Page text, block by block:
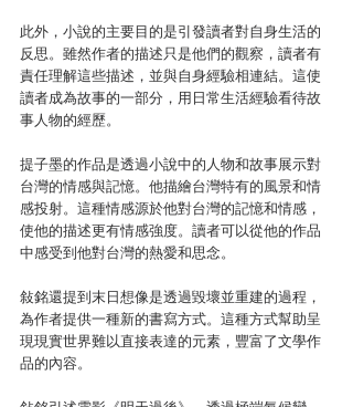
此外，小說的主要目的是引發讀者對自身生活的
反思。雖然作者的描述只是他們的觀察，讀者有
責任理解這些描述，並與自身經驗相連結。這使
讀者成為故事的一部分，用日常生活經驗看待故
事人物的經歷。
提子墨的作品是透過小說中的人物和故事展示對
台灣的情感與記憶。他描繪台灣特有的風景和情
感投射。這種情感源於他對台灣的記憶和情感，
使他的描述更有情感強度。讀者可以從他的作品
中感受到他對台灣的熱愛和思念。
敍銘還提到末日想像是透過毀壞並重建的過程，
為作者提供一種新的書寫方式。這種方式幫助呈
現現實世界難以直接表達的元素，豐富了文學作
品的內容。